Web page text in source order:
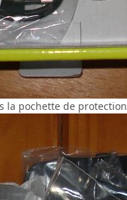
la pochette de protection